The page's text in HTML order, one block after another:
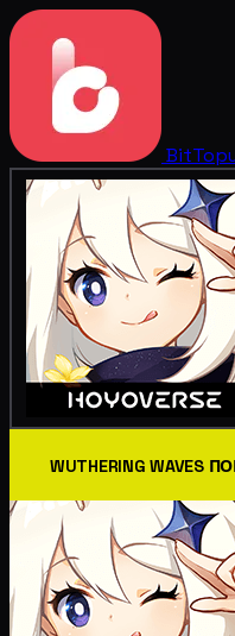
WUTHERING WAVES